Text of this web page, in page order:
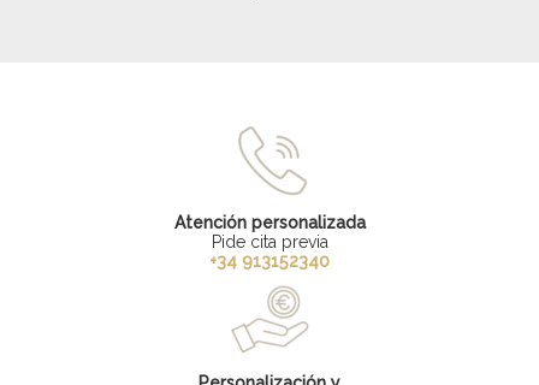
Atención personalizada
Pide cita previa
+34 913152340